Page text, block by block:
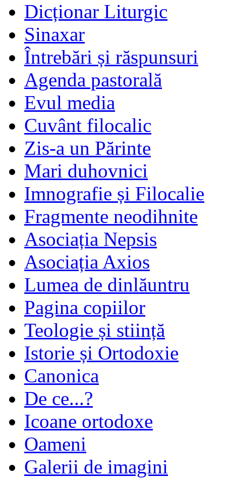
Dicționar Liturgic
Sinaxar
Întrebări și răspunsuri
Agenda pastorală
Evul media
Cuvânt filocalic
Zis-a un Părinte
Mari duhovnici
Imnografie și Filocalie
Fragmente neodihnite
Asociația Nepsis
Asociația Axios
Lumea de dinlăuntru
Pagina copiilor
Teologie și stiință
Istorie și Ortodoxie
Canonica
De ce...?
Icoane ortodoxe
Oameni
Galerii de imagini